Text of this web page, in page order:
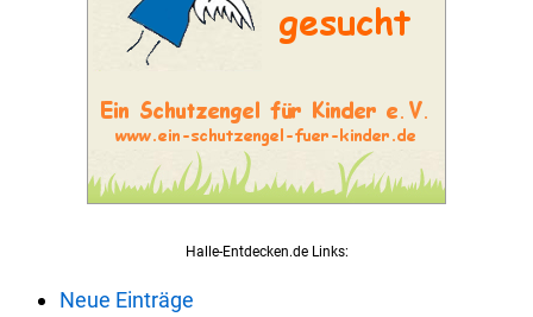
Halle-Entdecken.de Links:
Neue Einträge